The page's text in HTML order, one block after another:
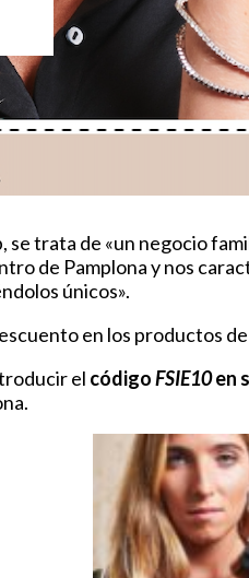
se trata de «un negocio
de Pamplona y nos
únicos».
en los productos
el códigoFSIE10en